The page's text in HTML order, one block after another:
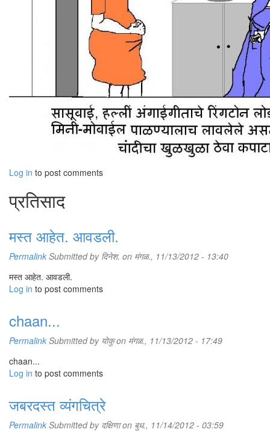
Log in to post comments
प्रतिसाद
मस्त आहेत. आवडली.
Permalink Submitted by दिनेश. on मंगळ., 11/13/2012 - 13:40
मस्त आहेत. आवडली.
Log in to post comments
chaan...
Permalink Submitted by योकुon मंगळ., 11/13/2012 - 17:49
chaan...
Log in to post comments
जबरदस्त व्यंगचित्रे
Permalink Submitted by दक्षिणाon बुध., 11/14/2012 - 03:59